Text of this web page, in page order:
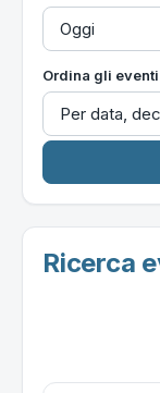
Ordina gli eventi
Ricerca